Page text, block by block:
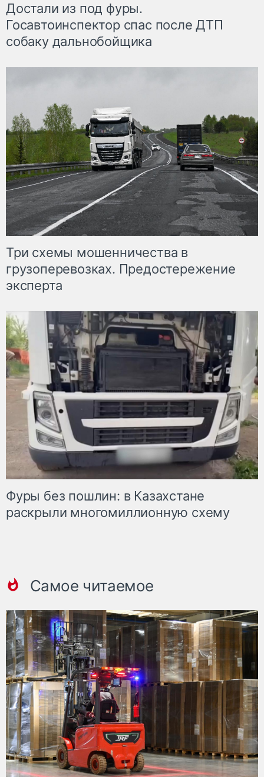
Достали из под фуры.
Госавтоинспектор спас после ДТП
собаку дальнобойщика
Три схемы мошенничества в
грузоперевозках. Предостережение
эксперта
Фуры без пошлин: в Казахстане
раскрыли многомиллионную схему
Самое читаемое